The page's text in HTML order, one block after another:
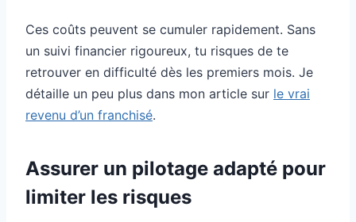
Ces coûts peuvent se cumuler rapidement. Sans
un suivi financier rigoureux, tu risques de te
retrouver en difficulté dès les premiers mois. Je
détaille un peu plus dans mon article sur le vrai
revenu d’un franchisé.
Assurer un pilotage adapté pour
limiter les risques